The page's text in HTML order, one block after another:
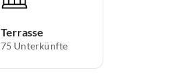
Terrasse
75 Unterkünfte